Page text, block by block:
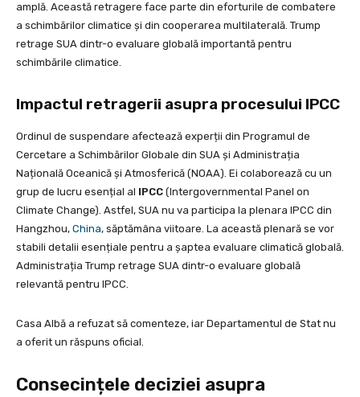
amplă. Această retragere face parte din eforturile de combatere
a schimbărilor climatice și din cooperarea multilaterală. Trump
retrage SUA dintr-o evaluare globală importantă pentru
schimbările climatice.
Impactul retragerii asupra procesului IPCC
Ordinul de suspendare afectează experții din Programul de
Cercetare a Schimbărilor Globale din SUA și Administrația
Națională Oceanică și Atmosferică (NOAA). Ei colaborează cu un
grup de lucru esențial al IPCC (Intergovernmental Panel on
Climate Change). Astfel, SUA nu va participa la plenara IPCC din
Hangzhou, China, săptămâna viitoare. La această plenară se vor
stabili detalii esențiale pentru a șaptea evaluare climatică globală.
Administrația Trump retrage SUA dintr-o evaluare globală
relevantă pentru IPCC.
Casa Albă a refuzat să comenteze, iar Departamentul de Stat nu
a oferit un răspuns oficial.
Consecințele deciziei asupra